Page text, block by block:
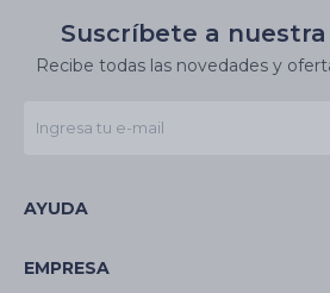
Suscríbete a
Recibe todas las novedades y
AYUDA
EMPRESA